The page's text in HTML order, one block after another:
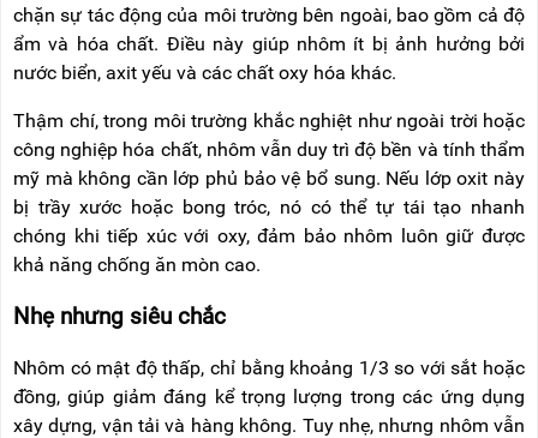
chặn sự tác động của môi trường bên ngoài, bao gồm cả độ
ẩm và hóa chất. Điều này giúp nhôm ít bị ảnh hưởng bởi
nước biển, axit yếu và các chất oxy hóa khác.
Thậm chí, trong môi trường khắc nghiệt như ngoài trời hoặc
công nghiệp hóa chất, nhôm vẫn duy trì độ bền và tính thẩm
mỹ mà không cần lớp phủ bảo vệ bổ sung. Nếu lớp oxit này
bị trầy xước hoặc bong tróc, nó có thể tự tái tạo nhanh
chóng khi tiếp xúc với oxy, đảm bảo nhôm luôn giữ được
khả năng chống ăn mòn cao.
Nhẹ nhưng siêu chắc
Nhôm có mật độ thấp, chỉ bằng khoảng 1/3 so với sắt hoặc
đồng, giúp giảm đáng kể trọng lượng trong các ứng dụng
xây dựng, vận tải và hàng không. Tuy nhẹ, nhưng nhôm vẫn